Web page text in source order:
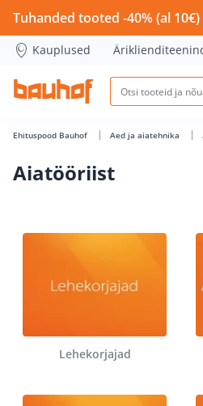
Aiatööriist - Bauhof has loaded
Tuhanded tooted -40% (al 10€)
Kauplused
Ehituspood Bauhof Aed ja aiatehnika
Aiatööriist
Lehekorjajad